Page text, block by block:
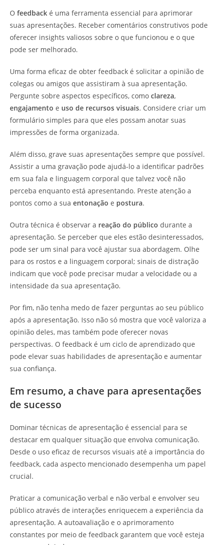
O feedback é uma ferramenta essencial para aprimorar
suas apresentações. Receber comentários construtivos pode
oferecer insights valiosos sobre o que funcionou e o que
pode ser melhorado.
Uma forma eficaz de obter feedback é solicitar a opinião de
colegas ou amigos que assistiram à sua apresentação.
Pergunte sobre aspectos específicos, como clareza,
engajamento e uso de recursos visuais. Considere criar um
formulário simples para que eles possam anotar suas
impressões de forma organizada.
Além disso, grave suas apresentações sempre que possível.
Assistir a uma gravação pode ajudá-lo a identificar padrões
em sua fala e linguagem corporal que talvez você não
perceba enquanto está apresentando. Preste atenção a
pontos como a sua entonação e postura.
Outra técnica é observar a reação do público durante a
apresentação. Se perceber que eles estão desinteressados,
pode ser um sinal para você ajustar sua abordagem. Olhe
para os rostos e a linguagem corporal; sinais de distração
indicam que você pode precisar mudar a velocidade ou a
intensidade da sua apresentação.
Por fim, não tenha medo de fazer perguntas ao seu público
após a apresentação. Isso não só mostra que você valoriza a
opinião deles, mas também pode oferecer novas
perspectivas. O feedback é um ciclo de aprendizado que
pode elevar suas habilidades de apresentação e aumentar
sua confiança.
Em resumo, a chave para apresentações
de sucesso
Dominar técnicas de apresentação é essencial para se
destacar em qualquer situação que envolva comunicação.
Desde o uso eficaz de recursos visuais até a importância do
feedback, cada aspecto mencionado desempenha um papel
crucial.
Praticar a comunicação verbal e não verbal e envolver seu
público através de interações enriquecem a experiência da
apresentação. A autoavaliação e o aprimoramento
constantes por meio de feedback garantem que você esteja